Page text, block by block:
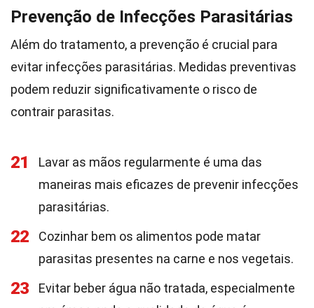
Prevenção de Infecções Parasitárias
Além do tratamento, a prevenção é crucial para
evitar infecções parasitárias. Medidas preventivas
podem reduzir significativamente o risco de
contrair parasitas.
21
Lavar as mãos regularmente é uma das
maneiras mais eficazes de prevenir infecções
parasitárias.
22
Cozinhar bem os alimentos pode matar
parasitas presentes na carne e nos vegetais.
23
Evitar beber água não tratada, especialmente